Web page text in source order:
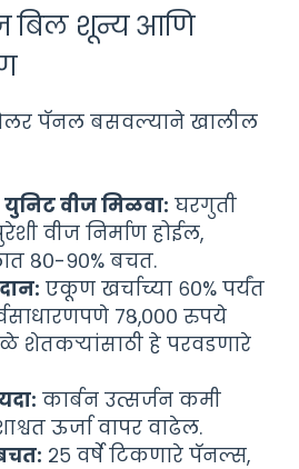
बिल शून्य आणि
पॅनल बसवल्याने खालील
वीज मिळवा: घरगुती
वीज निर्माण होईल,
८०-९०% बचत.
एकूण खर्चाच्या ६०% पर्यंत
७८,००० रुपये
शेतकऱ्यांसाठी हे परवडणारे
कार्बन उत्सर्जन कमी
ऊर्जा वापर वाढेल.
२५ वर्षे टिकणारे पॅनल्स,